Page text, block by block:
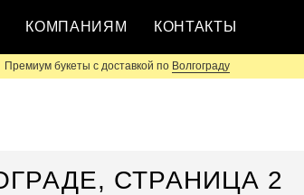
КОМПАНИЯМ КОНТАКТЫ
Премиум букеты с доставкой по Волгограду
СТРАНИЦА 2